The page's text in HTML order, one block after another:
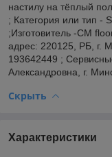
настилу на тёплый
; Категория или тип -
;Изготовитель -CM
адрес: 220125, РБ, г.
193642449 ;
Александровна, г.
Скрыть
Характеристики